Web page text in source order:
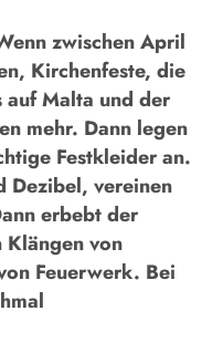
zwischen April
Kirchenfeste, die
auf Malta und der
mehr. Dann legen
Festkleider an.
Dezibel, vereinen
erbebt der
Klängen von
Feuerwerk. Bei